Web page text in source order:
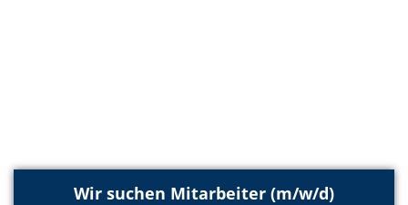
Wir suchen Mitarbeiter (m/w/d)